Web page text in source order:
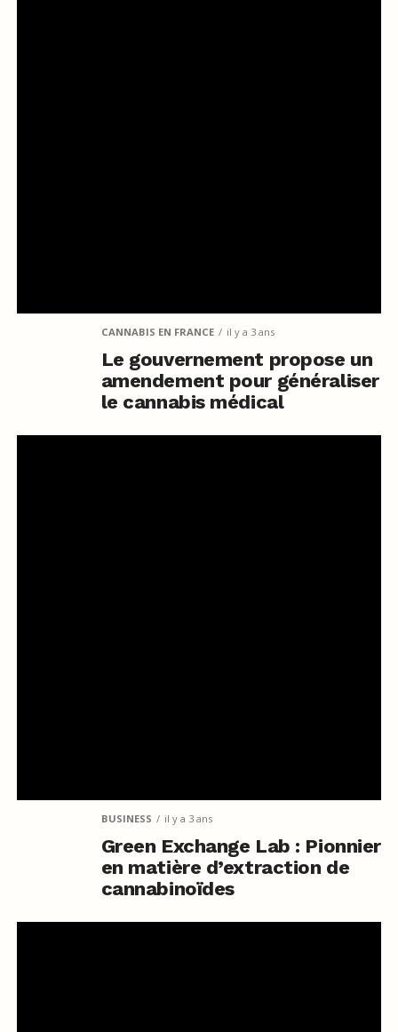
CANNABIS EN FRANCE il y a 3 ans
Le gouvernement propose un
amendement pour généraliser
le cannabis médical
BUSINESS il y a 3 ans
Green Exchange Lab : Pionnier
en matière d’extraction de
cannabinoïdes